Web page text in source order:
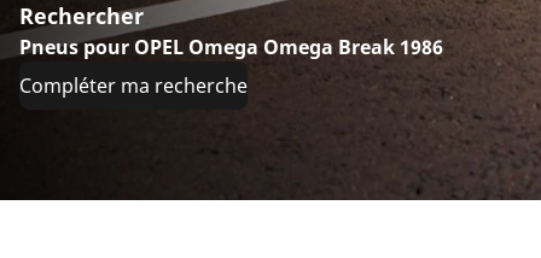
Rechercher
Pneus pour OPEL Omega Omega Break 1986
Compléter ma recherche